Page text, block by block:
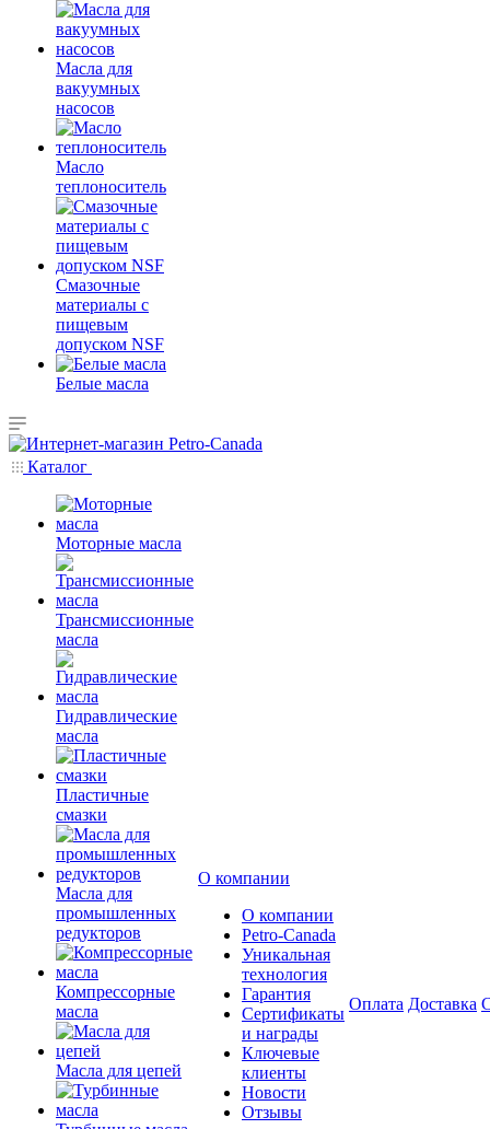
Масла для
вакуумных
насосов
Масло
теплоноситель
Смазочные
материалы с
пищевым
допуском NSF
Белые масла
Каталог
Моторные масла
Трансмиссионные
масла
Гидравлические
масла
Пластичные
смазки
Масла для
промышленных
редукторов
Компрессорные
масла
Масла для цепей
О компании
О компании
Petro-Сanada
Уникальная
технология
Гарантия
Сертификаты
и награды
Ключевые
клиенты
Новости
Отзывы
Оплата Доставка